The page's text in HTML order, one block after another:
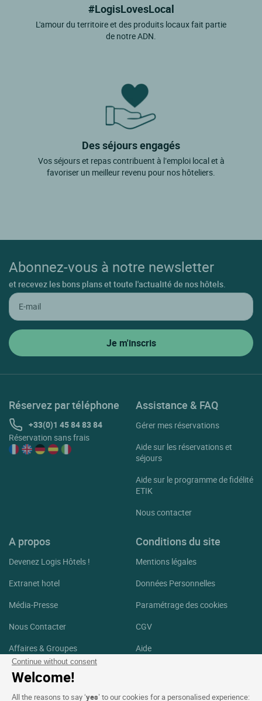
Continue without consent
Welcome!
All the reasons to say ‘yes’ to our cookies for a personalised experience:
#LogisLovesLocal
L'amour du territoire et des produits locaux fait partie
de notre ADN.
Des séjours engagés
Vos séjours et repas contribuent à l’emploi local et à
favoriser un meilleur revenu pour nos hôteliers.
Abonnez-vous à notre newsletter
et recevez les bons plans et toute l'actualité de nos hôtels.
Réservez par téléphone
+33(0)1 45 84 83 84
Réservation sans frais
Assistance & FAQ
Gérer mes réservations
Aide sur les réservations et
séjours
Aide sur le programme de fidélité
ETIK
Nous contacter
A propos
Devenez Logis Hôtels !
Extranet hotel
Média-Presse
Nous Contacter
Affaires & Groupes
Logis Hôtels Recrute
Conditions du site
Mentions légales
Données Personnelles
Paramétrage des cookies
CGV
Aide